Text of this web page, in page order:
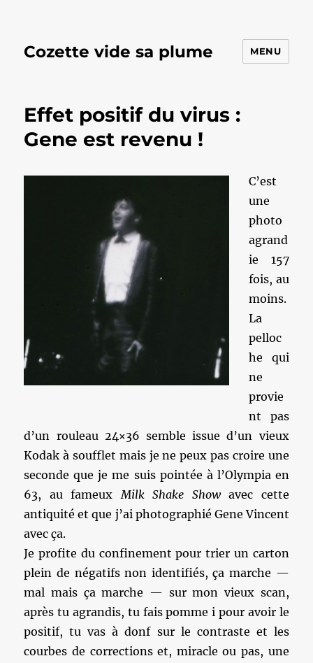
Cozette vide sa plume MENU
Effet positif du virus :
Gene est revenu !
C’est
une
photo
agrand
ie 157
fois, au
moins.
La
pelloc
he qui
ne
provie
nt pas
d’un rouleau 24×36 semble issue d’un vieux
Kodak à soufflet mais je ne peux pas croire une
seconde que je me suis pointée à l’Olympia en
63, au fameuxMilk Shake Showavec cette
antiquité et que j’ai photographié Gene Vincent
avec ça.
Je profite du confinement pour trier un carton
plein de négatifs non identifiés, ça marche —
mal mais ça marche — sur mon vieux scan,
après tu agrandis, tu fais pomme i pour avoir le
positif, tu vas à donf sur le contraste et les
courbes de corrections et, miracle ou pas, une